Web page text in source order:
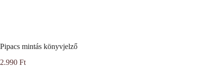
Pipacs mintás könyvjelző
2.990 Ft